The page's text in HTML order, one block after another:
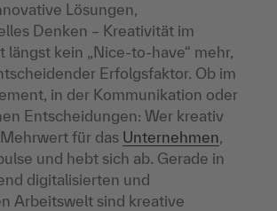
Lösungen,
Denken – Kreativität im
längst kein „Nice-to-have“ mehr,
Erfolgsfaktor. Ob im
in der Kommunikation oder
Entscheidungen: Wer kreativ
für das Unternehmen,
und hebt sich ab. Gerade in
digitalisierten und
Arbeitswelt sind kreative